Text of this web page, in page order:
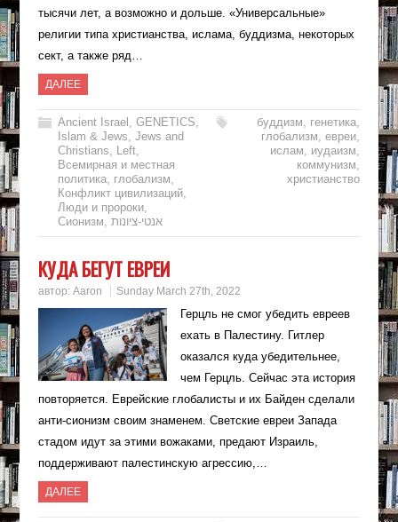
тысячи лет, а возможно и дольше. «Универсальные»
религии типа христианства, ислама, буддизма, некоторых
сект, а также ряд…
ДАЛЕЕ
Ancient Israel , GENETICS,
Islam & Jews, Jews and
Christians, Left,
Всемирная и местная
политика, глобализм,
Конфликт цивилизаций,
Люди и пророки,
Сионизм, אנטי-ציונות
буддизм, генетика,
глобализм,евреи,
ислам, иудаизм,
коммунизм,
христианство
КУДА БЕГУТ ЕВРЕИ
автор: Aaron Sunday March 27th, 2022
Герцль не смог убедить евреев
ехать в Палестину. Гитлер
оказался куда убедительнее,
чем Герцль. Сейчас эта история
повторяется. Еврейские глобалисты и их Байден сделали
анти-сионизм своим знаменем. Светские евреи Запада
стадом идут за этими вожаками, предают Израиль,
поддерживают палестинскую агрессию,…
ДАЛЕЕ